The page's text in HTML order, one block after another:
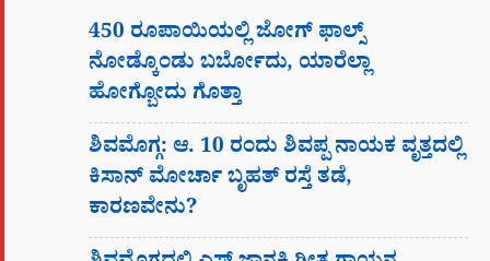
450 ರೂಪಾಯಿಯಲ್ಲಿ ಜೋಗ್​ ಫಾಲ್ಸ್​
ನೋಡ್ಕೊಂಡು ಬರ್ಬೋದು, ಯಾರೆಲ್ಲಾ
ಹೋಗ್ಬೋದು ಗೊತ್ತಾ
ಶಿವಮೊಗ್ಗ: ಆ. 10 ರಂದು ಶಿವಪ್ಪ ನಾಯಕ ವೃತ್ತದಲ್ಲಿ
ಕಿಸಾನ್ ಮೋರ್ಚಾ ಬೃಹತ್ ರಸ್ತೆ ತಡೆ,
ಕಾರಣವೇನು?